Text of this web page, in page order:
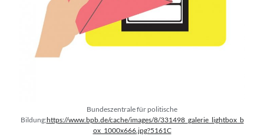
Bundeszentrale für politische
Bildung;https://www.bpb.de/cache/images/8/331498_galerie_lightbox_b
ox_1000x666.jpg?5161C